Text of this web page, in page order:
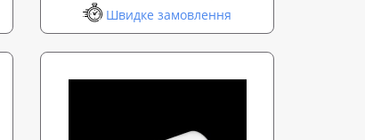
Швидке замовлення